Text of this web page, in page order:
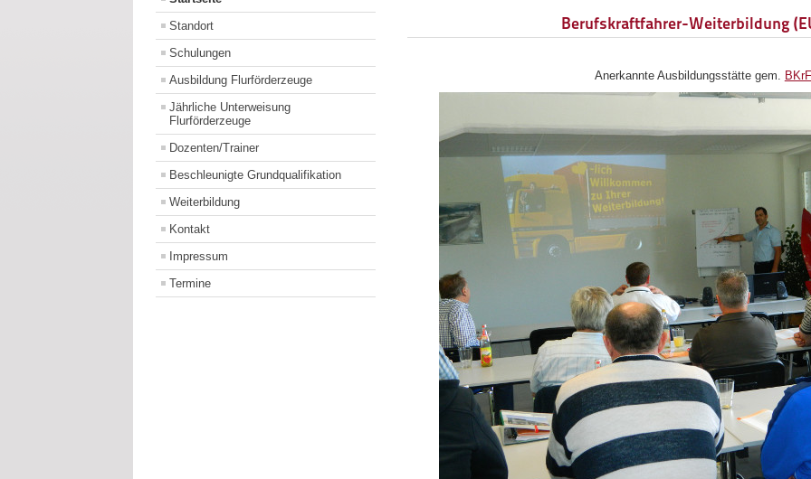
Standort
Schulungen
Ausbildung Flurförderzeuge
Jährliche Unterweisung
Flurförderzeuge
Dozenten/Trainer
Beschleunigte Grundqualifikation
Weiterbildung
Kontakt
Impressum
Termine
Berufskraftfahrer-Weiterbildung
Anerkannte Ausbildungsstätte gem.